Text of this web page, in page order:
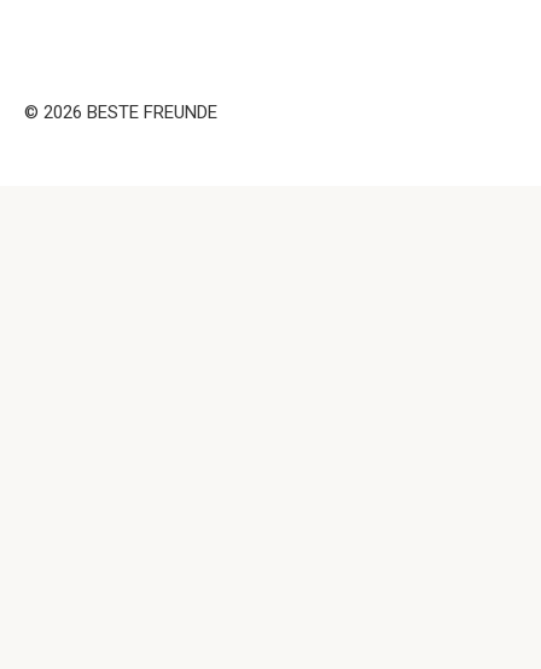
© 2026 BESTE FREUNDE